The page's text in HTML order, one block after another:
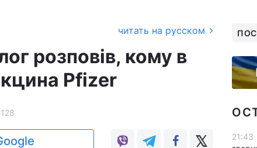
читать на русском
розповів, кому в
Pfizer
21:43